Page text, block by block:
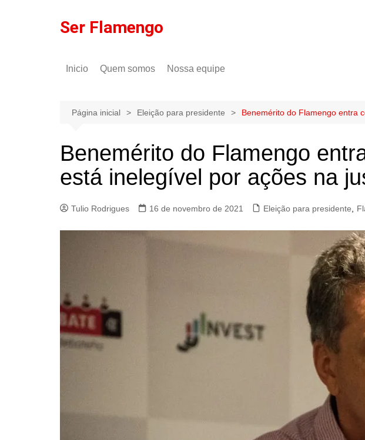
Ser Flamengo
Inicio Quem somos
Política de privacidade
Nossa equipe
Gilson Lima
Página inicial Eleição para presidente Benemérito do Flamengo entra
Benemérito do Flamengo
está inelegível por ações na
Tulio Rodrigues 16 de novembro de 2021 Eleição para presidente